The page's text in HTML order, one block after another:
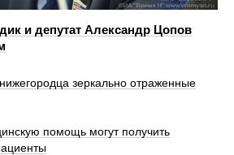
и депутат Александр Цопов
зеркально отраженные
помощь могут получить